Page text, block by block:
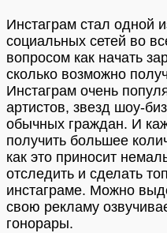
Инстаграм стал одной
социальных сетей во
вопросом как начать
сколько возможно
Инстаграм очень
артистов, звезд шоу-
обычных граждан. И
получить большее
как это приносит
отследить и сделать
инстаграме. Можно
свою рекламу
гонорары.